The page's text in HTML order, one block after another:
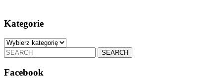
Kategorie
Kategorie
Search
for:
Facebook